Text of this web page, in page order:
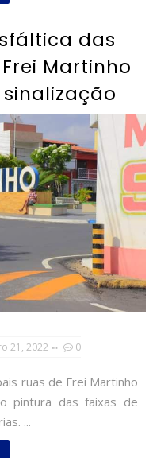
das
Martinho
21, 2022 0
ruas de Frei Martinho
pintura das faixas de
...